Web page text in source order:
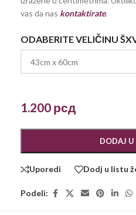
vas da nas kontaktirate.
ODABERITE VELIČINU
1.200 рсд
DODAJ U
Uporedi Dodj u listu
Podeli: